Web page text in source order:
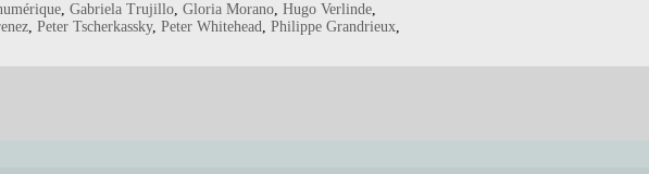
, Gabriela Trujillo, Gloria Morano, Hugo Verlinde,
, Peter Tscherkassky, Peter Whitehead, Philippe Grandrieux,